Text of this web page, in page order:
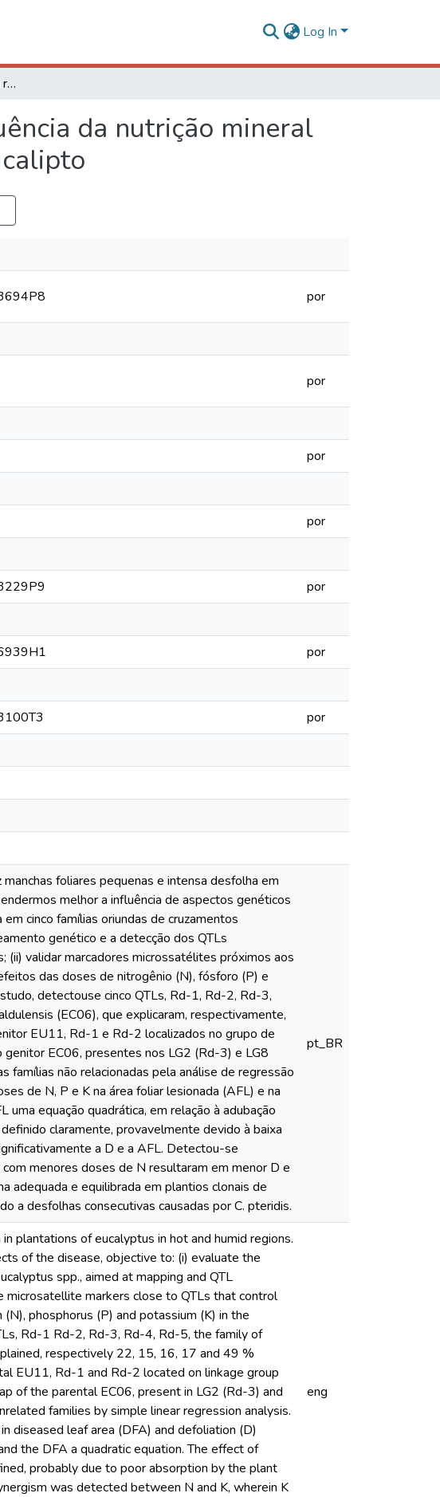
Log In
Mapeamento genético da resistência e a influência da nutrição mineral na intensidade da mancha-de-pteridis em eucalipto
da nutrição mineral
por
por
por
por
por
por
por
foliares pequenas e intensa desfolha em
melhor a influência de aspectos genéticos
cinco famílias oriundas de cruzamentos
genético e a detecção dos QTLs
(ii) validar marcadores microssatélites próximos aos
das doses de nitrogênio (N), fósforo (P) e
detectouse cinco QTLs, Rd-1, Rd-2, Rd-3,
(EC06), que explicaram, respectivamente,
EU11, Rd-1 e Rd-2 localizados no grupo de
genitor EC06, presentes nos LG2 (Rd-3) e LG8
famílias não relacionadas pela análise de regressão
de N, P e K na área foliar lesionada (AFL) e na
equação quadrática, em relação à adubação
claramente, provavelmente devido à baixa
a D e a AFL. Detectou-se
menores doses de N resultaram em menor D e
adequada e equilibrada em plantios clonais de
a desfolhas consecutivas causadas por C. pteridis.
pt_BR
plantations of eucalyptus in hot and humid regions.
of the disease, objective to: (i) evaluate the
spp., aimed at mapping and QTL
microsatellite markers close to QTLs that control
phosphorus (P) and potassium (K) in the
Rd-1 Rd-2, Rd-3, Rd-4, Rd-5, the family of
respectively 22, 15, 16, 17 and 49 %
EU11, Rd-1 and Rd-2 located on linkage group
of the parental EC06, present in LG2 (Rd-3) and
families by simple linear regression analysis.
diseased leaf area (DFA) and defoliation (D)
the DFA a quadratic equation. The effect of
probably due to poor absorption by the plant
was detected between N and K, wherein K
eng